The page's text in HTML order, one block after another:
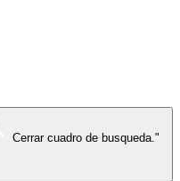
Cerrar cuadro de busqueda."